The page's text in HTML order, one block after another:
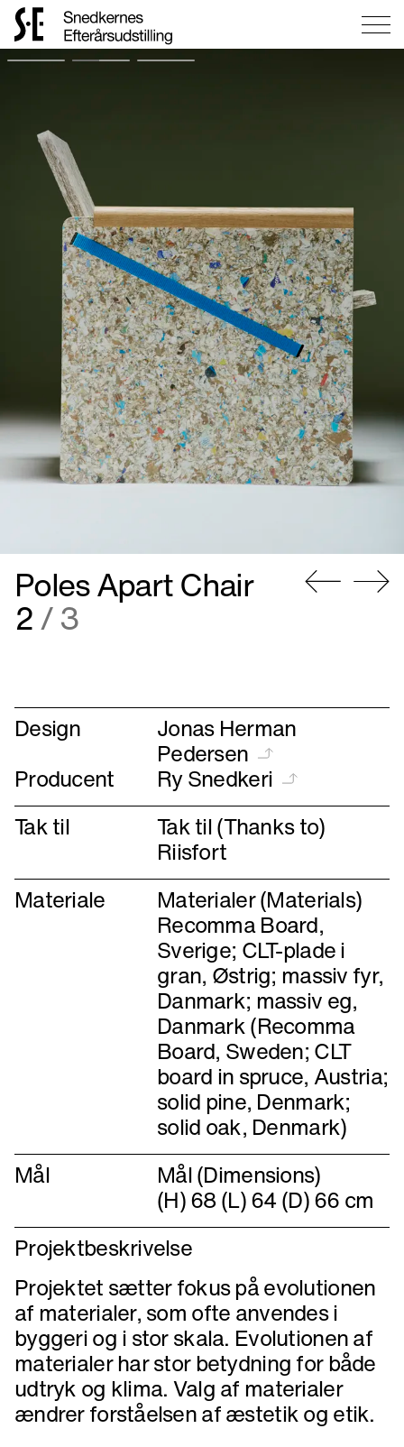
Gå
Poles Apart Chair
2/ 3
Design Jonas Herman
Pedersen
Producent
Ry Snedkeri
Tak til
Tak til (Thanks to)
Riisfort
Materiale
Materialer (Materials)
Recomma Board,
Sverige; CLT-plade i
gran, Østrig; massiv fyr,
Danmark; massiv eg,
Danmark (Recomma
Board, Sweden; CLT
board in spruce, Austria;
solid pine, Denmark;
solid oak, Denmark)
Mål
Mål (Dimensions)
(H) 68 (L) 64 (D) 66 cm
Projektbeskrivelse
Projektet sætter fokus på evolutionen
af materialer, som ofte anvendes i
byggeri og i stor skala. Evolutionen af
materialer har stor betydning for både
udtryk og klima. Valg af materialer
ændrer forståelsen af æstetik og etik.